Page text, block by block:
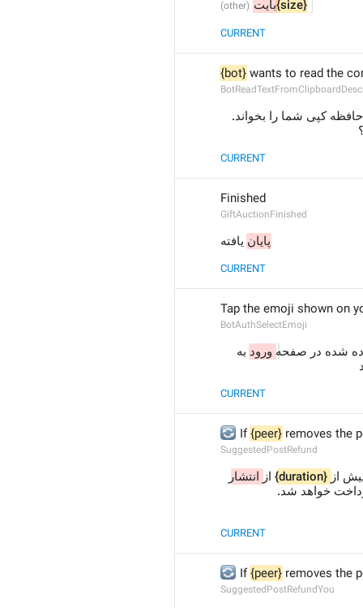
{size}بایت
CURRENT
{bot} wants to read the
CURRENT
Finished
GiftAuctionFinished
پایان یافته
CURRENT
Tap the emoji shown on
BotAuthSelectEmoji
شده در صفحه ورود
CURRENT
🔄
If {peer} removes the
SuggestedPostRefund
از {duration} از انتشار
خواهد شد.
CURRENT
🔄
If {peer} removes the
SuggestedPostRefundYou